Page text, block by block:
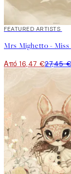
40%*
FEATURED ARTISTS
Mrs Mighetto - Miss
Από 16,47 €27,45 €